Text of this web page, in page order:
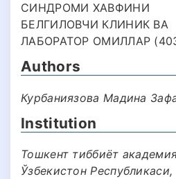
СИНДРОМИ ХАВФИНИ
БЕЛГИЛОВЧИ КЛИНИК ВА
ЛАБОРАТОР ОМИЛЛАР
Authors
Курбаниязова Мадина
Institution
Тошкент тиббиёт
Ўзбекистон